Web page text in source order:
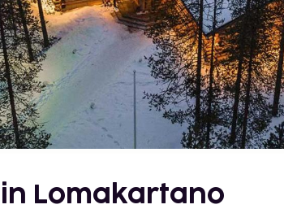
Lomakartano